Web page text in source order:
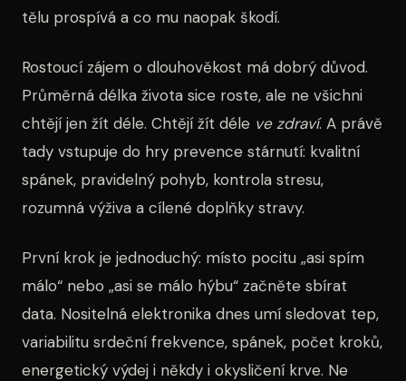
tělu prospívá a co mu naopak škodí.
Rostoucí zájem o dlouhověkost má dobrý důvod.
Průměrná délka života sice roste, ale ne všichni
chtějí jen žít déle. Chtějí žít déle ve zdraví. A právě
tady vstupuje do hry prevence stárnutí: kvalitní
spánek, pravidelný pohyb, kontrola stresu,
rozumná výživa a cílené doplňky stravy.
První krok je jednoduchý: místo pocitu „asi spím
málo“ nebo „asi se málo hýbu“ začněte sbírat
data. Nositelná elektronika dnes umí sledovat tep,
variabilitu srdeční frekvence, spánek, počet kroků,
energetický výdej i někdy i okysličení krve. Ne